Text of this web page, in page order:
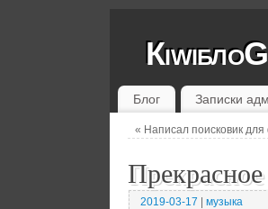
КiwiблоG
Блог Записки
« Написал поисковик
2019-03-17 | музыка